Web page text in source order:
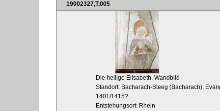
19002327,T,005
Die heilige Elisabeth, Wandbild
Standort: Bacharach-Steeg (Bacharach),
1401/1415?
Entstehungsort: Rhein